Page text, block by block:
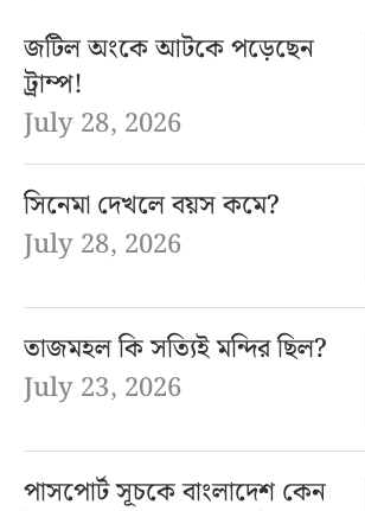
জটিল অংকে আটকে পড়েছেন
ট্রাম্প!
July 28, 2026
সিনেমা দেখলে বয়স কমে?
July 28, 2026
তাজমহল কি সত্যিই মন্দির ছিল?
July 23, 2026
পাসপোর্ট সূচকে বাংলাদেশ কেন